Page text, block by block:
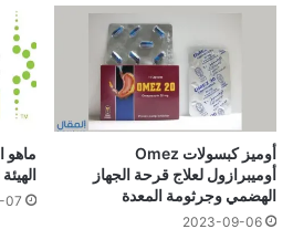
أوميز كبسولات Omez
أوميبرازول لعلاج قرحة الجهاز
الهضمي وجرثومة المعدة
2023-09-06
ماهو
07